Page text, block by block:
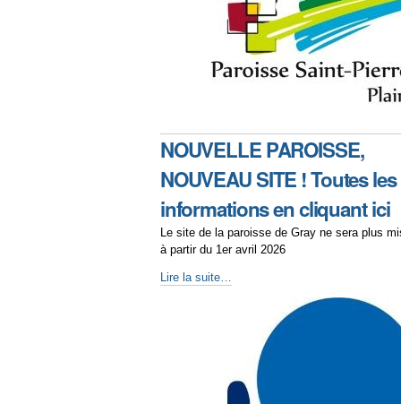
NOUVELLE PAROISSE,
NOUVEAU SITE ! Toutes les
informations en cliquant ici
Le site de la paroisse de Gray ne sera plus
à partir du 1er avril 2026
Lire la suite…